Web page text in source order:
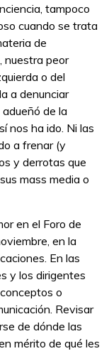
tampoco
cuando se trata
de
nuestra peor
o del
a denunciar
de la
nos ha ido. Ni las
a frenar (y
y derrotas que
mass media o
en el Foro de
en la
En las
y los dirigentes
o
Revisar
de dónde las
mérito de qué les